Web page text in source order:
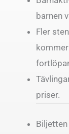
barnen
Fler
priser.